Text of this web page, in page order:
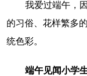
我爱过端午，
的习俗、花样繁多
统色彩。
端午见闻小学